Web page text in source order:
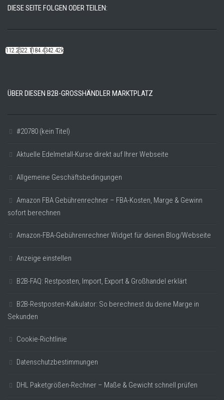
DIESE SEITE FOLGEN ODER TEILEN:
112.22k522.14k184.48k342.42k
ÜBER DIESEN B2B-GROSSHÄNDLER MARKTPLATZ
#20780 (kein Titel)
Aktuelle Edelmetall-Kurse direkt auf Ihrer Webseite
Allgemeine Geschäftsbedingungen
Amazon FBA Gebührenrechner – FBA-Kosten, Marge & Gewinn
sofort berechnen
Amazon-FBA-Gebührenrechner Widget für deinen Blog/Webseite
Anzeige einstellen
B2B-FAQ: Restposten, Import, Export & Großhandel erklärt
B2B-Restposten-Kalkulator: So berechnest du deine Marge in
Sekunden
Cookie-Richtlinie
Datenschutzbestimmungen
DHL Paketgrößen-Rechner – Maße & Gewicht schnell prüfen